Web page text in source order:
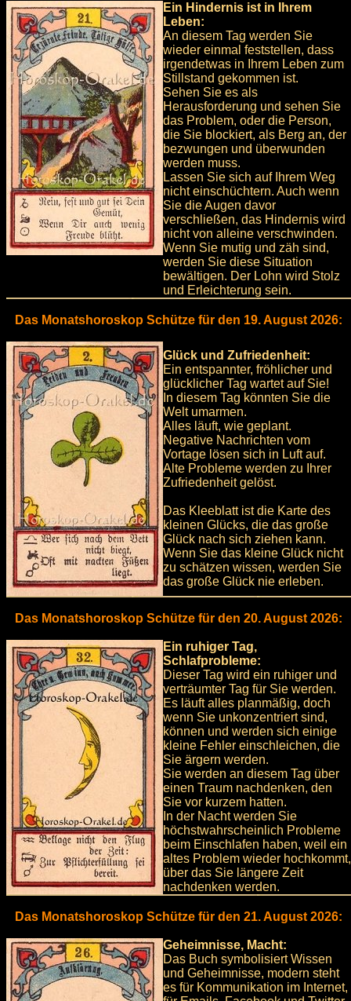
Ein Hindernis ist in Ihrem
Leben:
An diesem Tag werden Sie
wieder einmal feststellen, dass
irgendetwas in Ihrem Leben zum
Stillstand gekommen ist.
Sehen Sie es als
Herausforderung und sehen Sie
das Problem, oder die Person,
die Sie blockiert, als Berg an, der
bezwungen und überwunden
werden muss.
Lassen Sie sich auf Ihrem Weg
nicht einschüchtern. Auch wenn
Sie die Augen davor
verschließen, das Hindernis wird
nicht von alleine verschwinden.
Wenn Sie mutig und zäh sind,
werden Sie diese Situation
bewältigen. Der Lohn wird Stolz
und Erleichterung sein.
Das Monatshoroskop Schütze für den 19. August 2026:
Glück und Zufriedenheit:
Ein entspannter, fröhlicher und
glücklicher Tag wartet auf Sie!
In diesem Tag könnten Sie die
Welt umarmen.
Alles läuft, wie geplant.
Negative Nachrichten vom
Vortage lösen sich in Luft auf.
Alte Probleme werden zu Ihrer
Zufriedenheit gelöst.
Das Kleeblatt ist die Karte des
kleinen Glücks, die das große
Glück nach sich ziehen kann.
Wenn Sie das kleine Glück nicht
zu schätzen wissen, werden Sie
das große Glück nie erleben.
Das Monatshoroskop Schütze für den 20. August 2026:
Ein ruhiger Tag,
Schlafprobleme:
Dieser Tag wird ein ruhiger und
verträumter Tag für Sie werden.
Es läuft alles planmäßig, doch
wenn Sie unkonzentriert sind,
können und werden sich einige
kleine Fehler einschleichen, die
Sie ärgern werden.
Sie werden an diesem Tag über
einen Traum nachdenken, den
Sie vor kurzem hatten.
In der Nacht werden Sie
höchstwahrscheinlich Probleme
beim Einschlafen haben, weil ein
altes Problem wieder hochkommt,
über das Sie längere Zeit
nachdenken werden.
Das Monatshoroskop Schütze für den 21. August 2026:
Geheimnisse, Macht:
Das Buch symbolisiert Wissen
und Geheimnisse, modern steht
es für Kommunikation im Internet,